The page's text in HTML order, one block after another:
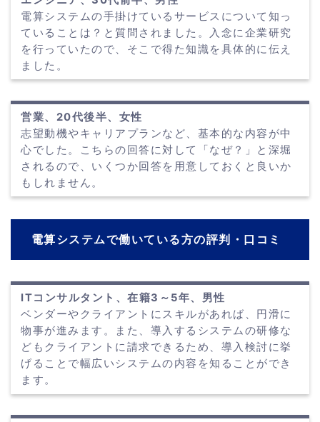
電算システムの手掛けているサービスについて知っ
ていることは？と質問されました。入念に企業研究
を行っていたので、そこで得た知識を具体的に伝え
ました。
営業、20代後半、女性
志望動機やキャリアプランなど、基本的な内容が中
心でした。こちらの回答に対して「なぜ？」と深堀
されるので、いくつか回答を用意しておくと良いか
もしれません。
電算システムで働いている方の評判・口コミ
ITコンサルタント、在籍3～5年、男性
ベンダーやクライアントにスキルがあれば、円滑に
物事が進みます。また、導入するシステムの研修な
どもクライアントに請求できるため、導入検討に挙
げることで幅広いシステムの内容を知ることができ
ます。